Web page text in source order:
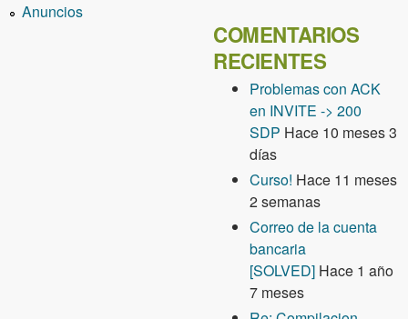
Anuncios
COMENTARIOS
RECIENTES
Problemas con ACK
en INVITE -> 200
SDP Hace 10 meses 3
días
Curso! Hace 11 meses
2 semanas
Correo de la cuenta
bancaria
[SOLVED] Hace 1 año
7 meses